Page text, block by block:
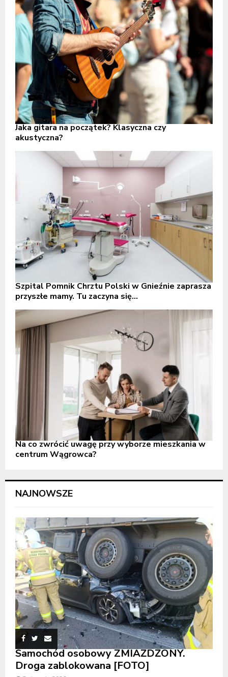
Jaka gitara na początek? Klasyczna czy
akustyczna?
Szpital Pomnik Chrztu Polski w Gnieźnie zaprasza
przyszłe mamy. Tu zaczyna się...
Na co zwrócić uwagę przy wyborze mieszkania w
centrum Wągrowca?
NAJNOWSZE
Samochód osobowy ZMIAŻDŻONY.
Droga zablokowana [FOTO]